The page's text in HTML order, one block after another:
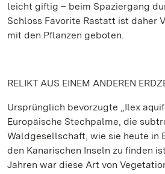
leicht giftig – beim Spaziergang
Schloss Favorite Rastatt ist daher
mit den Pflanzen geboten.
RELIKT AUS EINEM ANDEREN
Ursprünglich bevorzugte „Ilex
Europäische Stechpalme, die
Waldgesellschaft, wie sie heute in
den Kanarischen Inseln zu finden
Jahren war diese Art von